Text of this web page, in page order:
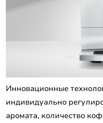
Инновационные
индивидуально
аромата, количество